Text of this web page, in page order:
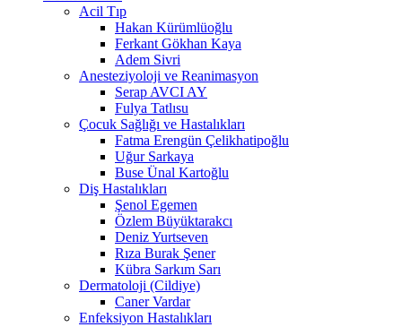
Acil Tıp
Hakan Kürümlüoğlu
Ferkant Gökhan Kaya
Adem Sivri
Anesteziyoloji ve Reanimasyon
Serap AVCI AY
Fulya Tatlısu
Çocuk Sağlığı ve Hastalıkları
Fatma Erengün Çelikhatipoğlu
Uğur Sarkaya
Buse Ünal Kartoğlu
Diş Hastalıkları
Şenol Egemen
Özlem Büyüktarakcı
Deniz Yurtseven
Rıza Burak Şener
Kübra Sarkım Sarı
Dermatoloji (Cildiye)
Caner Vardar
Enfeksiyon Hastalıkları